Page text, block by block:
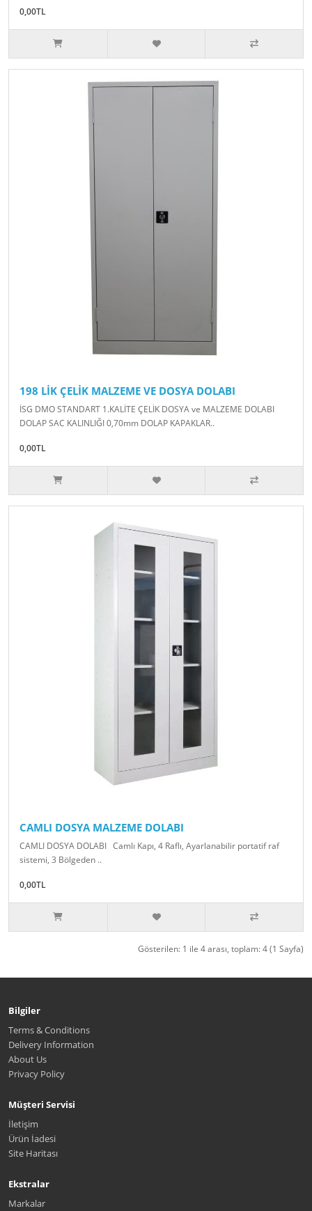
0,00TL
198 LİK ÇELİK MALZEME VE DOSYA DOLABI
İSG DMO STANDART 1.KALİTE ÇELİK DOSYA ve MALZEME DOLABI
DOLAP SAC KALINLIĞI 0,70mm DOLAP KAPAKLAR..
0,00TL
CAMLI DOSYA MALZEME DOLABI
CAMLI DOSYA DOLABI Camlı Kapı, 4 Raflı, Ayarlanabilir portatif raf
sistemi, 3 Bölgeden ..
0,00TL
Gösterilen: 1 ile 4 arası, toplam: 4 (1 Sayfa)
Bilgiler
Terms & Conditions
Delivery Information
About Us
Privacy Policy
Müşteri Servisi
İletişim
Ürün İadesi
Site Haritası
Ekstralar
Markalar